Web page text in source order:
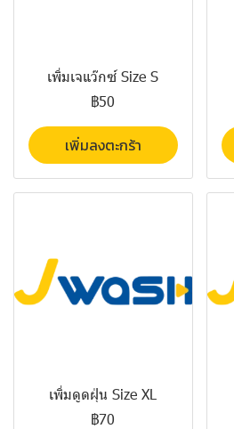
เพิ่มเจแว๊กซ์ Size S
฿50
เพิ่มลงตะกร้า
เพิ่มดูดฝุ่น Size XL
฿70